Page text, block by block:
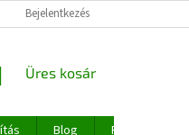
Bejelentkezés
KOSÁR
Üres kosár
Blog
Rólunk